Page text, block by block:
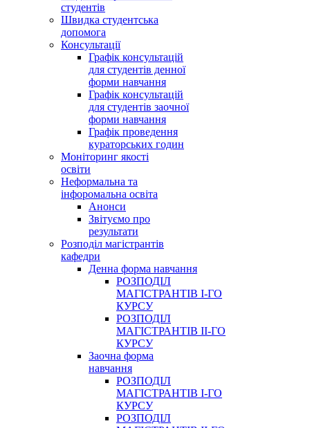
студентів
Швидка студентська
допомога
Консультації
Графік консультацій
для студентів денної
форми навчання
Графік консультацій
для студентів заочної
форми навчання
Графік проведення
кураторських годин
Моніторинг якості
освіти
Неформальна та
інфоромальна освіта
Анонси
Звітуємо про
результати
Розподіл магістрантів
кафедри
Денна форма навчання
РОЗПОДІЛ
МАГІСТРАНТІВ І-ГО
КУРСУ
РОЗПОДІЛ
МАГІСТРАНТІВ ІІ-ГО
КУРСУ
Заочна форма
навчання
РОЗПОДІЛ
МАГІСТРАНТІВ І-ГО
КУРСУ
РОЗПОДІЛ